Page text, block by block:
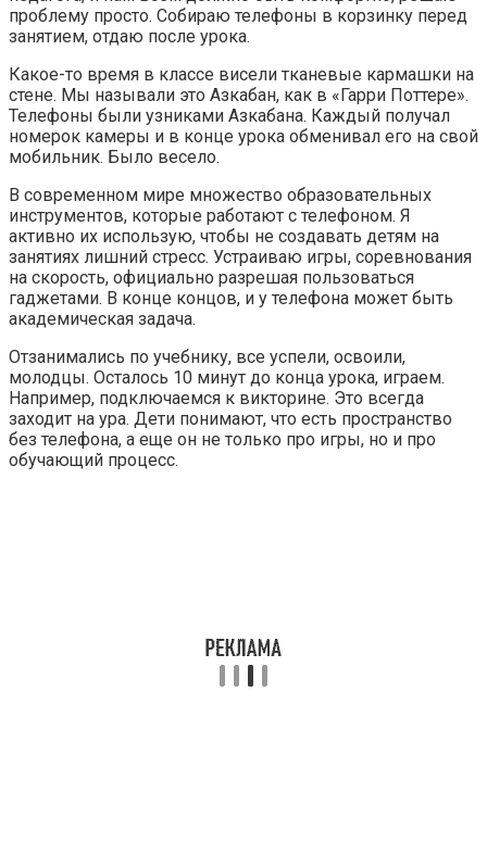
проблему просто. Собираю телефоны в корзинку перед
занятием, отдаю после урока.
Какое-то время в классе висели тканевые кармашки на
стене. Мы называли это Азкабан, как в «Гарри Поттере».
Телефоны были узниками Азкабана. Каждый получал
номерок камеры и в конце урока обменивал его на свой
мобильник. Было весело.
В современном мире множество образовательных
инструментов, которые работают с телефоном. Я
активно их использую, чтобы не создавать детям на
занятиях лишний стресс. Устраиваю игры, соревнования
на скорость, официально разрешая пользоваться
гаджетами. В конце концов, и у телефона может быть
академическая задача.
Отзанимались по учебнику, все успели, освоили,
молодцы. Осталось 10 минут до конца урока, играем.
Например, подключаемся к викторине. Это всегда
заходит на ура. Дети понимают, что есть пространство
без телефона, а еще он не только про игры, но и про
обучающий процесс.